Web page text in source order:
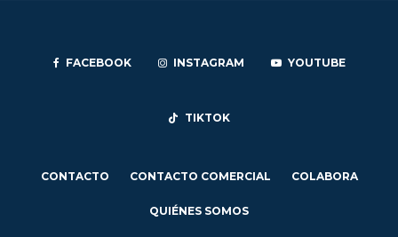
FACEBOOK INSTAGRAM YOUTUBE
TIKTOK
CONTACTO CONTACTO COMERCIAL COLABORA
QUIÉNES SOMOS